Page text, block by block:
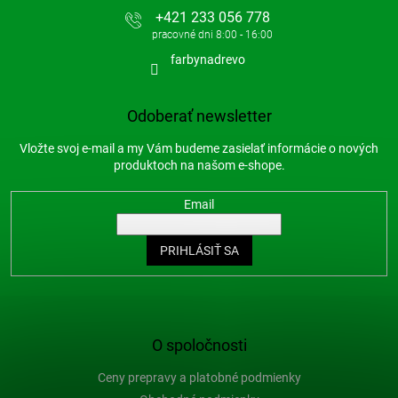
O spoločnosti
Ceny prepravy a platobné podmienky
+421 233 056 778
farbynadrevo
Odoberať newsletter
Vložte svoj e-mail a my Vám budeme zasielať informácie o nových
produktoch na našom e-shope.
Email
PRIHLÁSIŤ SA